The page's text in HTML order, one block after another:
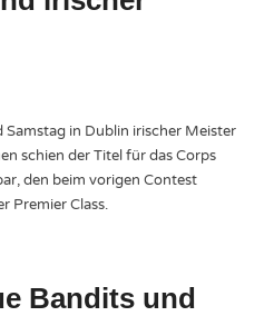
Samstag in Dublin irischer Meister
schien der Titel für das Corps
den beim vorigen Contest
Premier Class.
Bandits und